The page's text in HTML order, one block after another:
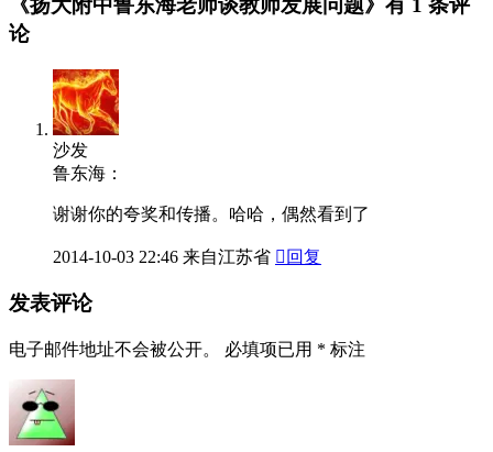
《扬大附中鲁东海老师谈教师发展问题》有 1 条评
论
沙发
鲁东海：
谢谢你的夸奖和传播。哈哈，偶然看到了
2014-10-03 22:46 来自江苏省  回复
发表评论
电子邮件地址不会被公开。 必填项已用 * 标注